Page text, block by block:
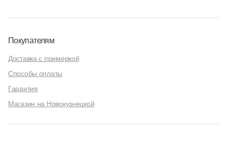
Покупателям
Доставка с примеркой
Способы оплаты
Гарантия
Магазин на Новокузнецкой